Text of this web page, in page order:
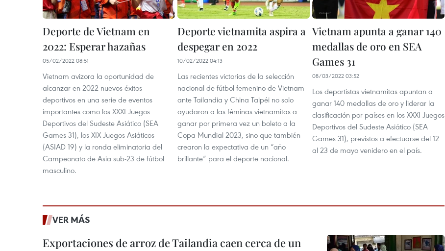
Deporte de Vietnam en
2022: Esperar hazañas
05/02/2022 08:51
Vietnam avizora la oportunidad de
alcanzar en 2022 nuevos éxitos
deportivos en una serie de eventos
importantes como los XXXI Juegos
Deportivos del Sudeste Asiático (SEA
Games 31), los XIX Juegos Asiáticos
(ASIAD 19) y la ronda eliminatoria del
Campeonato de Asia sub-23 de fútbol
masculino.
Deporte vietnamita aspira a
despegar en 2022
10/02/2022 04:13
Las recientes victorias de la selección
nacional de fútbol femenino de Vietnam
ante Tailandia y China Taipéi no solo
ayudaron a las féminas vietnamitas a
ganar por primera vez un boleto a la
Copa Mundial 2023, sino que también
crearon la expectativa de un “año
brillante” para el deporte nacional.
Vietnam apunta a ganar 140
medallas de oro en SEA
Games 31
08/03/2022 03:52
Los deportistas vietnamitas apuntan a
ganar 140 medallas de oro y liderar la
clasificación por países en los XXXI Juegos
Deportivos del Sudeste Asiático (SEA
Games 31), previstos a efectuarse del 12
al 23 de mayo venidero en el país.
VER MÁS
Exportaciones de arroz de Tailandia caen cerca de un